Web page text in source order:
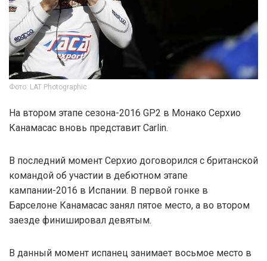
Фото: LAT Photographic
На втором этапе сезона-2016 GP2 в Монако Серхио
Канамасас вновь представит Carlin.
В последний момент Серхио договорился с британской
командой об участии в дебютном этапе
кампании-2016 в Испании. В первой гонке в
Барселоне Канамасас занял пятое место, а во втором
заезде финишировал девятым.
В данный момент испанец занимает восьмое место в